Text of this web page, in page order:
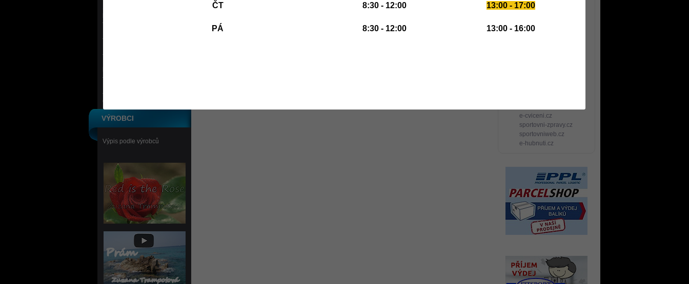
e-vitamin.cz
sacharidy.cz
e-dieta.cz
e-cviceni.cz
sportovni-zpravy.cz
sportovniweb.cz
e-hubnuti.cz
Ostatní
VÝROBCI
Výpis podle výrobců
ČT 8:30 - 12:00 13:00 - 17:00
PÁ 8:30 - 12:00 13:00 - 16:00